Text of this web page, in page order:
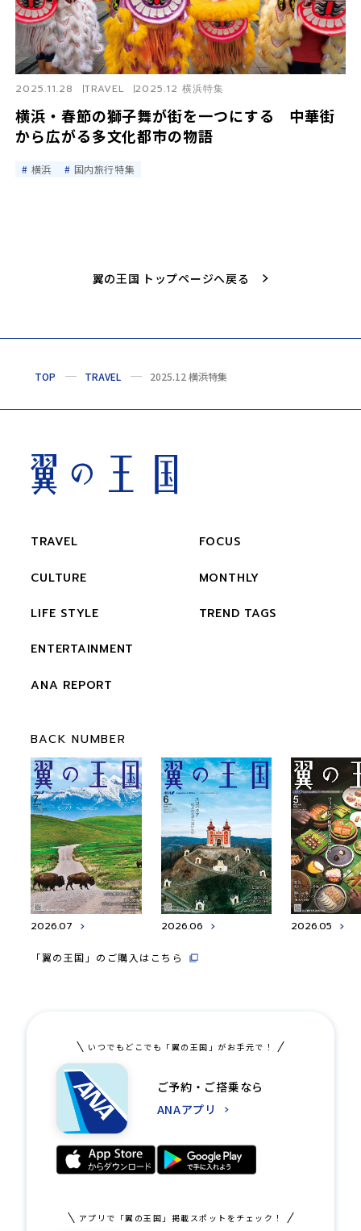
横浜・春節の獅子舞が街を一つにする 中華街
から広がる多文化都市の物語
2025.11.28 TRAVEL 2025.12 横浜特集
横浜 国内旅行特集
翼の王国 トップページへ戻る
TOP TRAVEL 2025.12 横浜特集
TRAVEL
CULTURE
LIFE STYLE
ENTERTAINMENT
ANA REPORT
FOCUS
MONTHLY
TREND TAGS
BACK NUMBER
2026.07 2026.06 2026.05
「翼の王国」のご購入はこちら
いつでもどこでも「翼の王国」がお手元で！
ご予約・ご搭乗なら
ANAアプリ
アプリで「翼の王国」掲載スポットをチェック！